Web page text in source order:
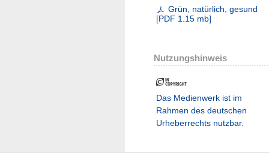
Grün, natürlich, gesund
[PDF 1.15 mb]
Nutzungshinweis
Das Medienwerk ist im
Rahmen des deutschen
Urheberrechts nutzbar.